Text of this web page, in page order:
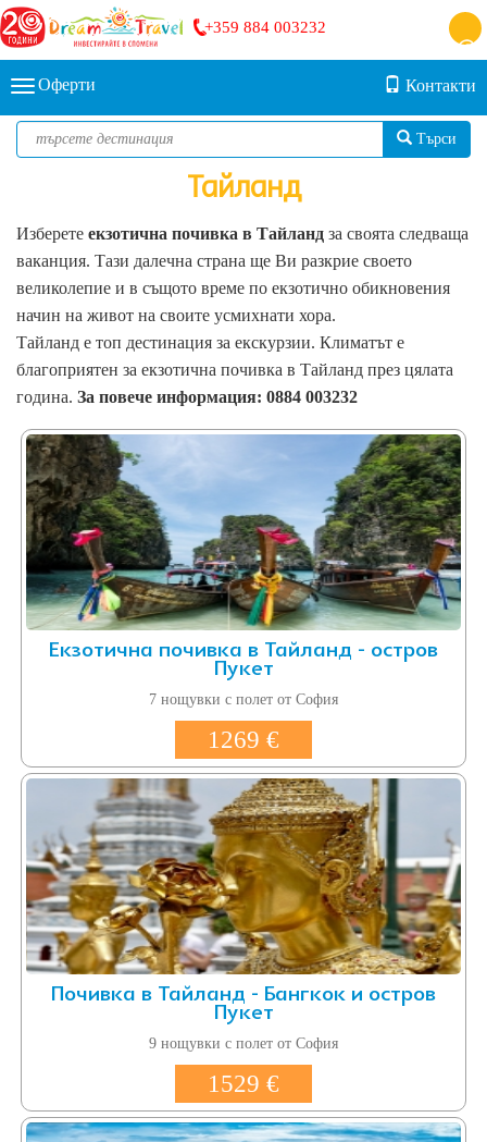
+359 884 003232
Оферти Контакти
Търси
Тайланд
Изберете екзотична почивка в Тайланд за своята следваща
ваканция. Тази далечна страна ще Ви разкрие своето
великолепие и в същото време по екзотично обикновения
начин на живот на своите усмихнати хора.
Тайланд е топ дестинация за екскурзии. Климатът е
благоприятен за екзотична почивка в Тайланд през цялата
година. За повече информация: 0884 003232
Екзотична почивка в Тайланд - остров
Пукет
7 нощувки с полет от София
1269 €
Почивка в Тайланд - Бангкок и остров
Пукет
9 нощувки с полет от София
1529 €